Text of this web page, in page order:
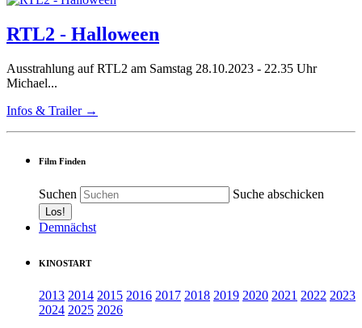
RTL2 - Halloween
Ausstrahlung auf RTL2 am Samstag 28.10.2023 - 22.35 Uhr
Michael...
Infos & Trailer →
Film Finden
Suchen Suche abschicken
Demnächst
KINOSTART
2013 2014 2015 2016 2017 2018 2019 2020 2021 2022 2023
2024 2025 2026